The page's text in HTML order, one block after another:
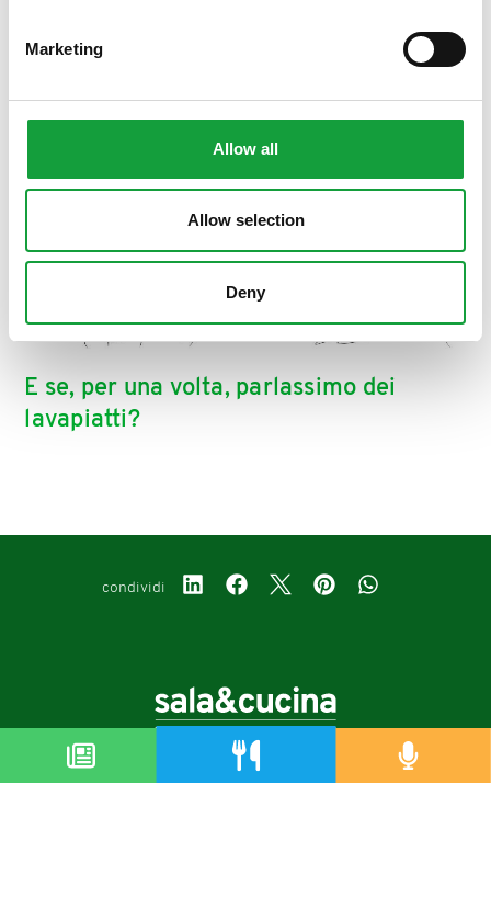
Marketing
Allow all
Allow selection
Deny
E se, per una volta, parlassimo dei
lavapiatti?
condividi
Copyright © 2019-2026
Autorizzazione del Tribunale di Bologna Nr.8143 del 21/12/2010